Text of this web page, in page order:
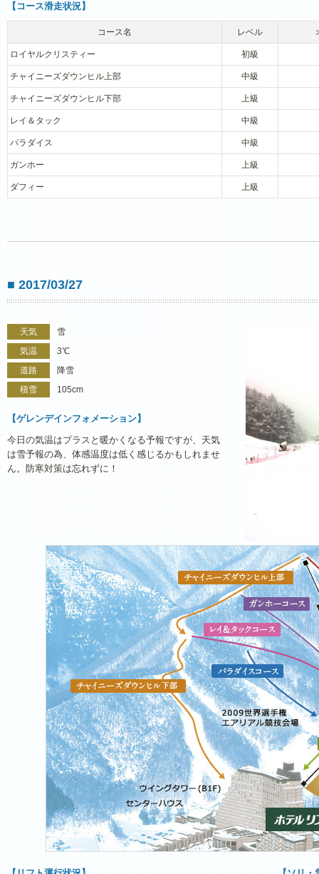
【コース滑走状況】
コース名 レベル
ロイヤルクリスティー 初級
チャイニーズダウンヒル上部 中級
チャイニーズダウンヒル下部 上級
レイ＆タック 中級
パラダイス 中級
ガンホー 上級
ダフィー 上級
■ 2017/03/27
天気
雪
気温
3℃
道路
降雪
積雪
105cm
【ゲレンデインフォメーション】
今日の気温はプラスと暖かくなる予報ですが、天気
は雪予報の為、体感温度は低く感じるかもしれませ
ん。防寒対策は忘れずに！